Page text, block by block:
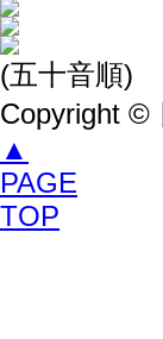
(五十音順)
Copyright ©
▲
PAGE
TOP